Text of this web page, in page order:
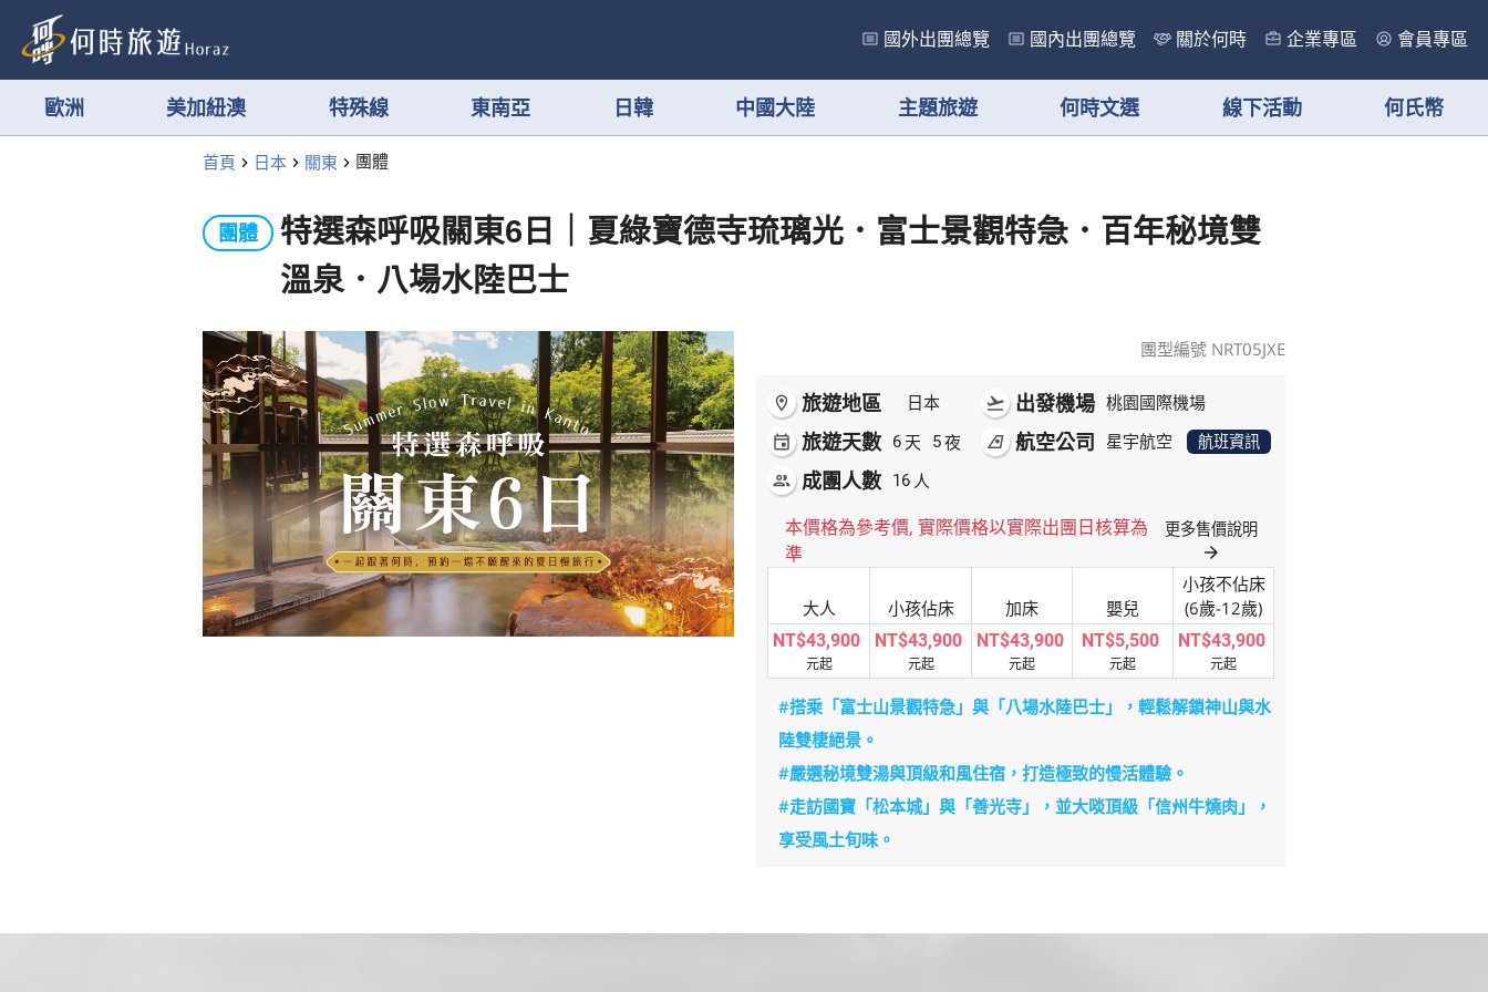
國外出團總覽 國內出團總覽 關於何時 企業專區 會員專區
歐洲 美加紐澳 特殊線 東南亞 日韓 中國大陸 主題旅遊 何時文選 線下活動 何氏幣
首頁 日本 關東 團體
團體
特選森呼吸關東6日｜夏綠寶德寺琉璃光．富士景觀特急．百年秘境雙
溫泉．八場水陸巴士
團型編號 NRT05JXE
room 旅遊地區
日本
event
旅遊天數 6 天 5夜
people 成團人數 16 人
flight_takeoff 出發機場 桃園國際機場
airlines 航空公司 星宇航空 航班資訊
本價格為參考價, 實際價格以實際出團日核算為
準
更多售價說明
arrow_forward
大人 小孩佔床 加床 嬰兒
小孩不佔床
(6歲-12歲)
NT$43,900
元起
NT$43,900
元起
NT$43,900
元起
NT$5,500
元起
NT$43,900
元起
#搭乘「富士山景觀特急」與「八場水陸巴士」，輕鬆解鎖神山與水
陸雙棲絕景。
#嚴選秘境雙湯與頂級和風住宿，打造極致的慢活體驗。
#走訪國寶「松本城」與「善光寺」，並大啖頂級「信州牛燒肉」，
享受風土旬味。